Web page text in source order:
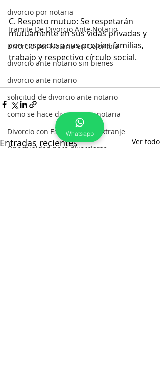
divorcio por notaria
Tramite De Divorcio Ante Notario
Divorcio por Notaria en Colombia
divorcio ante notario sin bienes
divorcio ante notario
solicitud de divorcio ante notario
como se hace divorcio por notaria
Divorcio con Esposos en el Extranje
Oportunidad para divorciarse
C. Respeto mutuo: Se respetarán
mutuamente en sus vidas privadas y
con respecto a sus propias familias,
trabajo y respectivo círculo social.
Entradas recientes Ver todo
Whatsapp